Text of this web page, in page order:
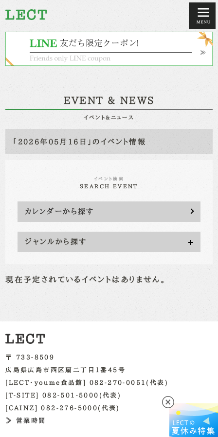
EVENT & NEWS
イベント&ニュース
「2026年05月16日」のイベント情報
イベント検索
SEARCH EVENT
カレンダーから探す
ジャンルから探す
現在予定されているイベントはありません。
〒 733-8509
広島県広島市西区扇二丁目1番45号
[LECT・youme食品館] 082-270-0051(代表)
[T-SITE] 082-501-5000(代表)
[CAINZ] 082-276-5000(代表)
≫ 営業時間